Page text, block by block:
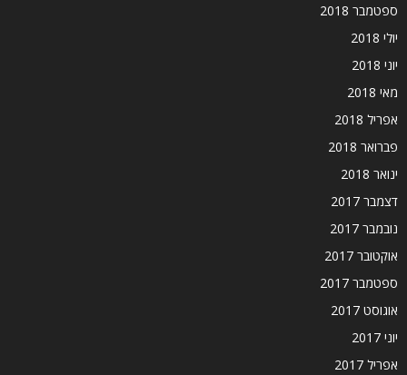
ספטמבר 2018
יולי 2018
יוני 2018
מאי 2018
אפריל 2018
פברואר 2018
ינואר 2018
דצמבר 2017
נובמבר 2017
אוקטובר 2017
ספטמבר 2017
אוגוסט 2017
יוני 2017
אפריל 2017